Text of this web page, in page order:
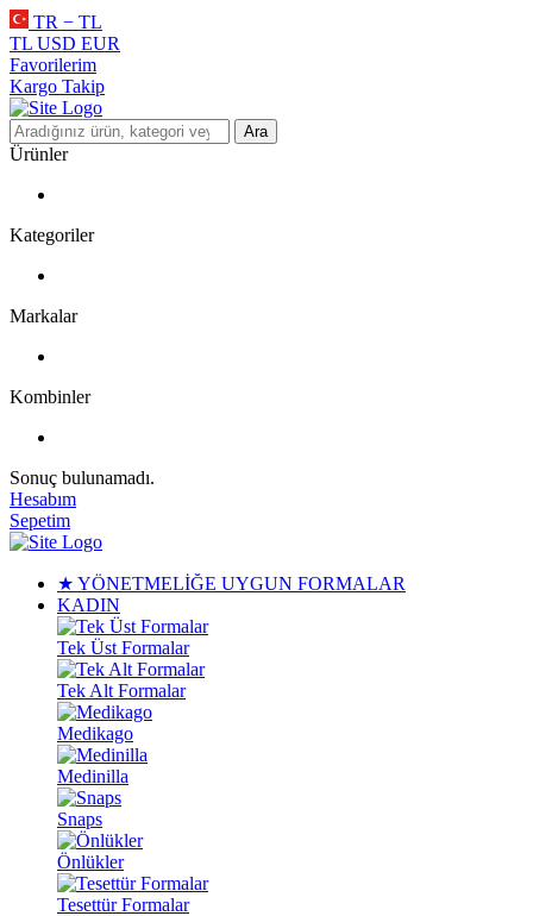
TR − TL
TL USD EUR
Favorilerim
Kargo Takip
Ara
Ürünler
Kategoriler
Markalar
Kombinler
Sonuç bulunamadı.
Hesabım
Sepetim
★ YÖNETMELİĞE UYGUN FORMALAR
KADIN
Tek Üst Formalar
Tek Alt Formalar
Medikago
Medinilla
Snaps
Önlükler
Tesettür Formalar